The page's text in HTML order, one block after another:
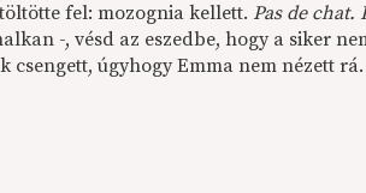
fel: mozognia kellett. Pas de chat.
-, vésd az eszedbe, hogy a siker
csengett, úgyhogy Emma nem nézett rá.